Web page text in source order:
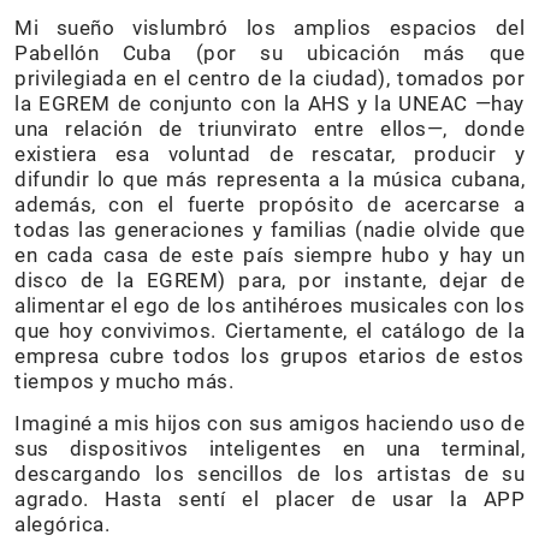
Mi sueño vislumbró los amplios espacios del
Pabellón Cuba (por su ubicación más que
privilegiada en el centro de la ciudad), tomados por
la EGREM de conjunto con la AHS y la UNEAC —hay
una relación de triunvirato entre ellos—, donde
existiera esa voluntad de rescatar, producir y
difundir lo que más representa a la música cubana,
además, con el fuerte propósito de acercarse a
todas las generaciones y familias (nadie olvide que
en cada casa de este país siempre hubo y hay un
disco de la EGREM) para, por instante, dejar de
alimentar el ego de los antihéroes musicales con los
que hoy convivimos. Ciertamente, el catálogo de la
empresa cubre todos los grupos etarios de estos
tiempos y mucho más.
Imaginé a mis hijos con sus amigos haciendo uso de
sus dispositivos inteligentes en una terminal,
descargando los sencillos de los artistas de su
agrado. Hasta sentí el placer de usar la APP
alegórica.